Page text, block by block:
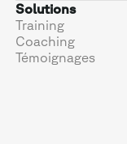
Solutions
Training
Coaching
Témoignages